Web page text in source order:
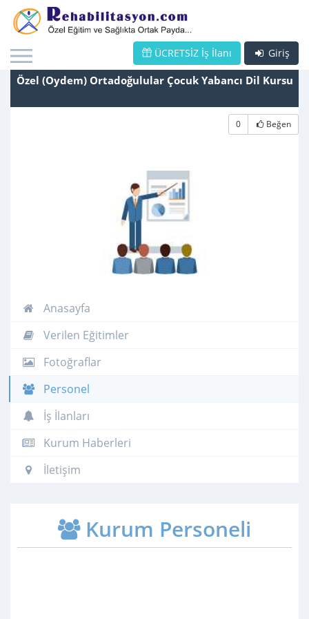
Giriş
ÜCRETSİZ İş İlanı
Özel (Oydem) Ortadoğulular Çocuk Yabancı Dil Kursu
0 Beğen
Anasayfa
Verilen Eğitimler
Fotoğraflar
Personel
İş İlanları
Kurum Haberleri
İletişim
Kurum Personeli